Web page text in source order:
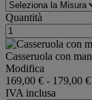
Quantità
Casseruola con
Modifica
169,00 € - 179,00 €
IVA inclusa